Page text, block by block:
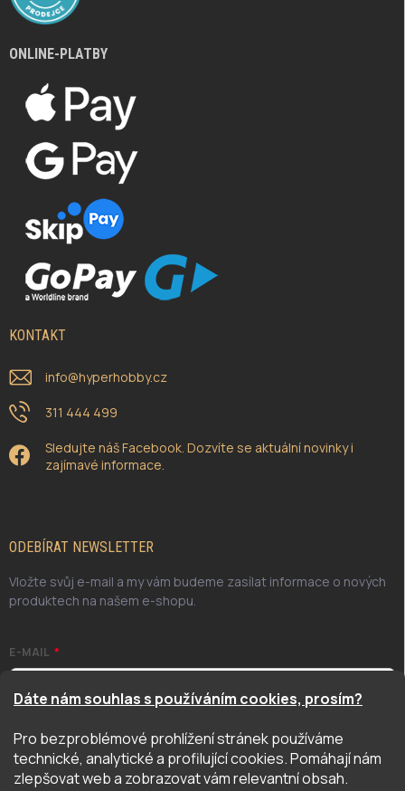
Dáte nám souhlas s používáním cookies, prosím?
Pro bezproblémové prohlížení stránek používáme
technické, analytické a profilující cookies. Pomáhají nám
zlepšovat web a zobrazovat vám relevantní obsah.
ONLINE-PLATBY
KONTAKT
info@hyperhobby.cz
311 444 499
Sledujte náš Facebook. Dozvíte se aktuální novinky i
zajímavé informace.
ODEBÍRAT NEWSLETTER
Vložte svůj e-mail a my vám budeme zasílat informace o nových
produktech na našem e-shopu.
E-MAIL
Odesláním potvrzuji, že jsem se seznámil/a se zásadami
ochrany osobních údajů. Úplné znění naleznetezde